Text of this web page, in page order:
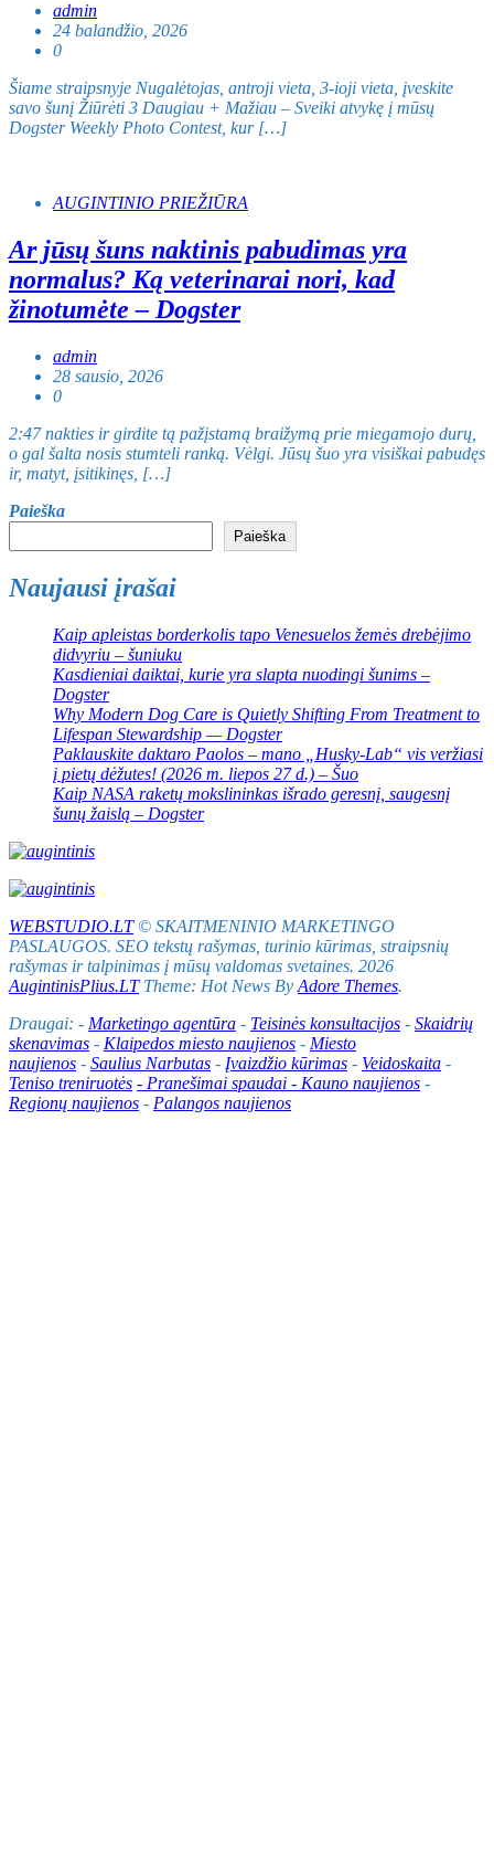
admin
24 balandžio, 2026
0
Šiame straipsnyje Nugalėtojas, antroji vieta, 3-ioji vieta, įveskite
savo šunį Žiūrėti 3 Daugiau + Mažiau – Sveiki atvykę į mūsų
Dogster Weekly Photo Contest, kur […]
AUGINTINIO PRIEŽIŪRA
Ar jūsų šuns naktinis pabudimas yra
normalus? Ką veterinarai nori, kad
žinotumėte – Dogster
admin
28 sausio, 2026
0
2:47 nakties ir girdite tą pažįstamą braižymą prie miegamojo durų,
o gal šalta nosis stumteli ranką. Vėlgi. Jūsų šuo yra visiškai pabudęs
ir, matyt, įsitikinęs, […]
Paieška
Paieška
Naujausi įrašai
Kaip apleistas borderkolis tapo Venesuelos žemės drebėjimo
didvyriu – šuniuku
Kasdieniai daiktai, kurie yra slapta nuodingi šunims –
Dogster
Why Modern Dog Care is Quietly Shifting From Treatment to
Lifespan Stewardship — Dogster
Paklauskite daktaro Paolos – mano „Husky-Lab“ vis veržiasi
į pietų dėžutes! (2026 m. liepos 27 d.) – Šuo
Kaip NASA raketų mokslininkas išrado geresnį, saugesnį
šunų žaislą – Dogster
WEBSTUDIO.LT© SKAITMENINIO MARKETINGO
PASLAUGOS. SEO tekstų rašymas, turinio kūrimas, straipsnių
rašymas ir talpinimas į mūsų valdomas svetaines. 2026
AugintinisPlius.LTTheme: Hot News By Adore Themes.
Draugai: - Marketingo agentūra - Teisinės konsultacijos - Skaidrių
skenavimas - Klaipedos miesto naujienos - Miesto
naujienos - Saulius Narbutas - Įvaizdžio kūrimas - Veidoskaita -
Teniso treniruotės - Pranešimai spaudai - Kauno naujienos -
Regionų naujienos - Palangos naujienos